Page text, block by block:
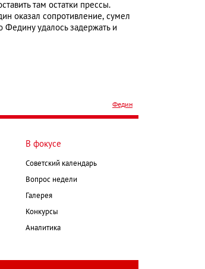
там остатки прессы.
оказал сопротивление, сумел
удалось задержать и
Федин
В фокусе
Советский календарь
Вопрос недели
Галерея
Конкурсы
Аналитика